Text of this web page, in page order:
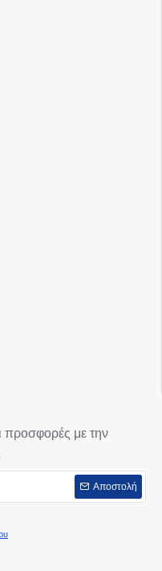
προσφορές με την
Αποστολή